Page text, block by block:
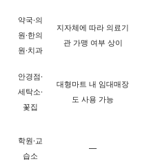
약국·의
원·한의
원·치과
지자체에 따라 의료기
관 가맹 여부 상이
안경점·
세탁소·
꽃집
대형마트 내 임대매장
도 사용 가능
학원·교
습소
—